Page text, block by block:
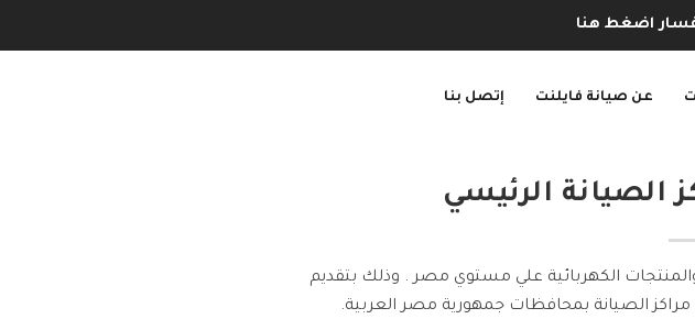
اضغط هنا
عن صيانة فايلنت إتصل بنا
الصيانة الرئيسي
الكهربائية علي مستوي مصر . وذلك بتقديم
مراكز الصيانة بمحافظات جمهورية مصر العربية.